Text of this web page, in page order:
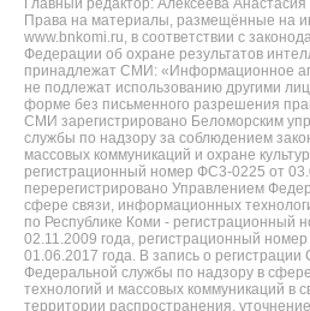
Права на материалы, размещённые на
www.bnkomi.ru, в соответствии с
Федерации об охране результатов
принадлежат СМИ: «Информационное
не подлежат использованию другими
форме без письменного разрешения
СМИ зарегистрировано Беломорским
службы по надзору за соблюдением
массовых коммуникаций и охране
регистрационный номер ФС3-0225 от
перерегистрировано Управлением
сфере связи, информационных
по Республике Коми -
02.11.2009 года, регистрационный
01.06.2017 года. В запись о
Федеральной службы по надзору в
технологий и массовых коммуникаций в
территории распространения,